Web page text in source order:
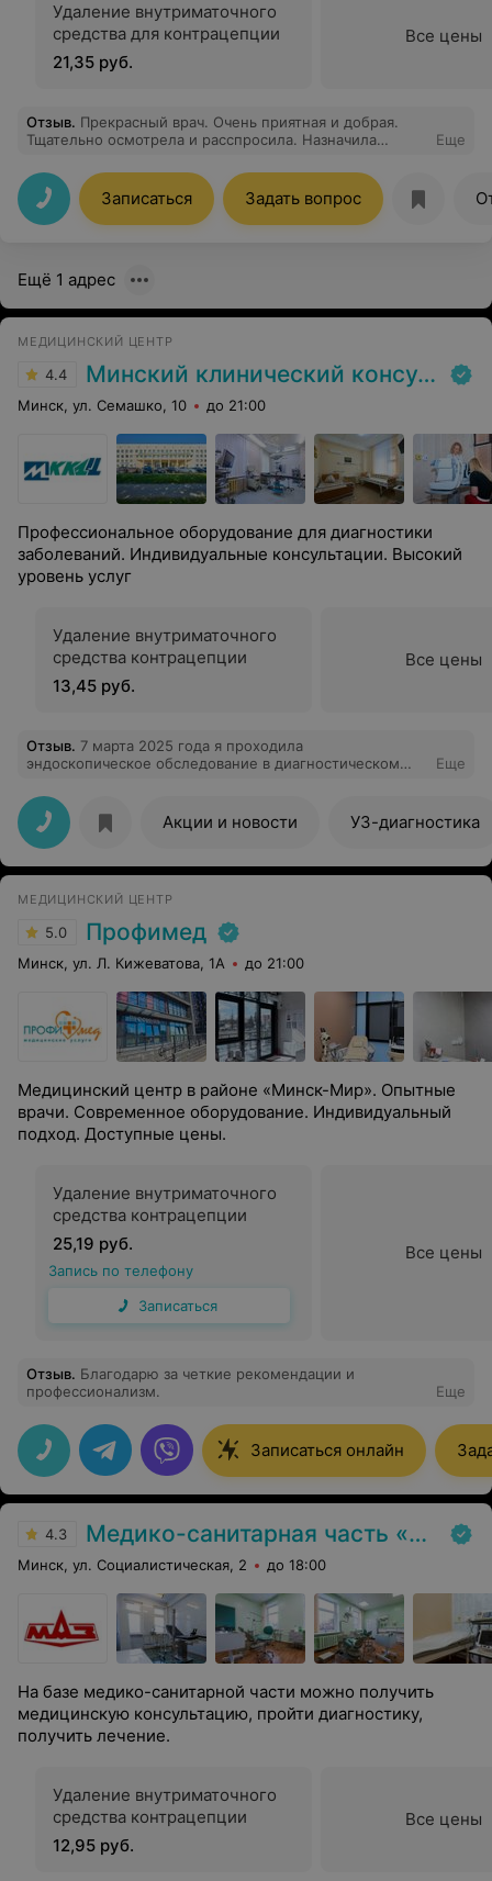
Удаление внутриматочного
средства для контрацепции
21,35 руб.
Все цены
Отзыв. Прекрасный врач. Очень приятная и добрая.
Тщательно осмотрела и расспросила. Назначила
Еще
Записаться Задать вопрос
Ещё 1 адрес
МЕДИЦИНСКИЙ ЦЕНТР
4.4 Минский клинический консультативно-диагностический центр
Минск, ул. Семашко, 10 до 21:00
Профессиональное оборудование для диагностики
заболеваний. Индивидуальные консультации. Высокий
уровень услуг
Удаление внутриматочного
средства контрацепции
13,45 руб.
Все цены
Отзыв. 7 марта 2025 года я проходила
эндоскопическое обследование в диагностическом
команде специалистов, которые проводили
процедуру: врачу-анестезиологу Егору Андреевичу и
врачу-эндоскописту Глушко Сергею Анатольевичу,
медсестре-анестезисту Ольге и медсестре Елене.
Спасибо вам за вашу работу, за проявленное внимание
дела, и я очень благодарна, что попала к такой
замечательной команде. С уважением, Людмила.
Еще
Акции и новости УЗ-диагностика
МЕДИЦИНСКИЙ ЦЕНТР
5.0 Профимед
Минск, ул. Л. Кижеватова, 1А до 21:00
Медицинский центр в районе «Минск-Мир». Опытные
врачи. Современное оборудование. Индивидуальный
подход. Доступные цены.
Удаление внутриматочного
средства контрацепции
25,19 руб.
Запись по телефону
Записаться
Все цены
Отзыв. Благодарю за четкие рекомендации и
профессионализм.
Еще
Записаться онлайн
4.3 Медико-санитарная часть «МАЗ»
Минск, ул. Социалистическая, 2 до 18:00
На базе медико-санитарной части можно получить
медицинскую консультацию, пройти диагностику,
получить лечение.
Удаление внутриматочного
средства контрацепции
12,95 руб.
Все цены